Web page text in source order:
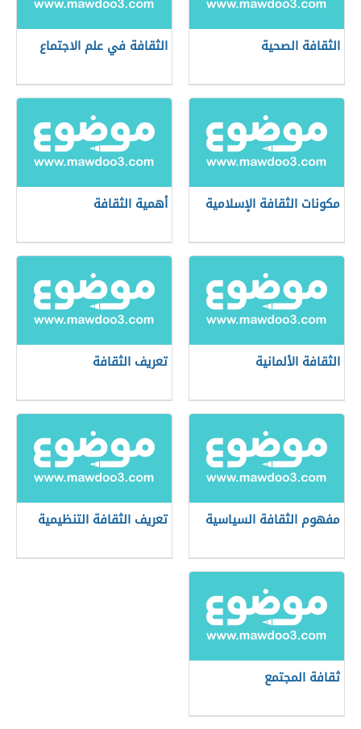
الثقافة الصحية الثقافة في علم الاجتماع
مكونات الثقافة الإسلامية أهمية الثقافة
الثقافة الألمانية تعريف الثقافة
مفهوم الثقافة السياسية تعريف الثقافة التنظيمية
ثقافة المجتمع